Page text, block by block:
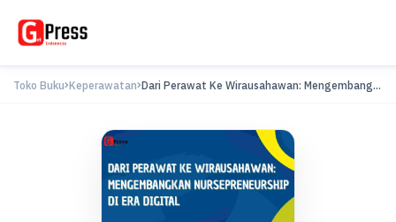
Toko Buku Keperawatan Dari Perawat Ke Wirausahawan: Mengembang...